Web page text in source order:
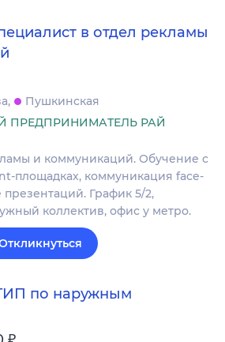
в отдел рекламы
Пушкинская
ПРЕДПРИНИМАТЕЛЬ РАЙ
и коммуникаций. Обучение с
площадках, коммуникация face-
График 5/2,
коллектив, офис у метро.
по наружным